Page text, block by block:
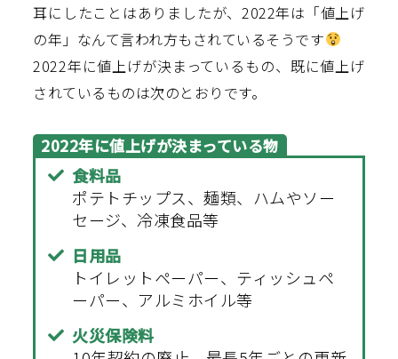
耳にしたことはありましたが、2022年は「値上げ
の年」なんて言われ方もされているそうです
2022年に値上げが決まっているもの、既に値上げ
されているものは次のとおりです。
2022年に値上げが決まっている物
食料品
ポテトチップス、麺類、ハムやソー
セージ、冷凍食品等
日用品
トイレットペーパー、ティッシュペ
ーパー、アルミホイル等
火災保険料